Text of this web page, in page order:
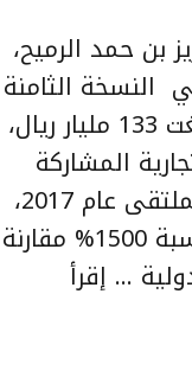
بن حمد الرميح،
النسخة الثامنة
من ملتقى الصحة العالمي قد بلغت 133 مليار ريال،
المشاركة
ارتفع بنسبة 600% منذ انطلاق الملتقى عام 2017،
في حين شهد عدد الزوار نموًا بنسبة 1500% مقارنة
… إقرأ